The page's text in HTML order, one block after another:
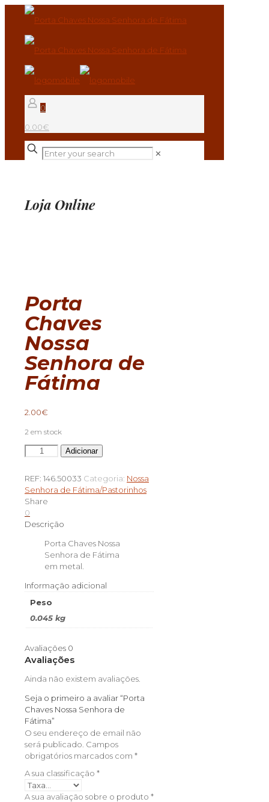
0
0.00€
✕
Loja Online
Porta
Chaves
Nossa
Senhora de
Fátima
2.00€
2 em stock
Quantidade
de
Chaves
Nossa
Senhora
de
Fátima
Adicionar
REF: 146.50033 Categoria: Nossa
Senhora de Fátima/Pastorinhos
Share
0
Descrição
Porta Chaves Nossa
Senhora de Fátima
em metal.
Informação adicional
Peso
0.045 kg
Avaliações 0
Avaliações
Ainda não existem avaliações.
Seja o primeiro a avaliar “Porta
Chaves Nossa Senhora de
Fátima”
O seu endereço de email não
será publicado. Campos
obrigatórios marcados com *
A sua classificação *
A sua avaliação sobre o produto *